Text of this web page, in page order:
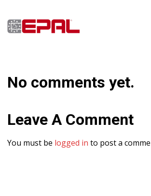
No comments yet.
Leave A Comment
You must be logged in to post a